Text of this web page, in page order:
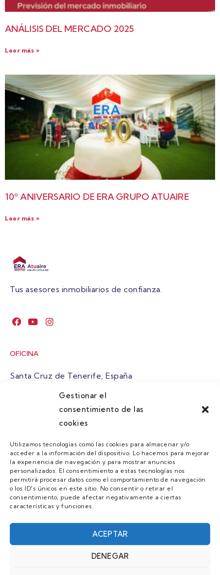
Gestionar el
consentimiento de las
cookies
Utilizamos tecnologías como las cookies para almacenar y/o
acceder a la información del dispositivo. Lo hacemos para mejorar
la experiencia de navegación y para mostrar anuncios
personalizados. El consentimiento a estas tecnologías nos
permitirá procesar datos como el comportamiento de navegación
o los ID's únicos en este sitio. No consentir o retirar el
consentimiento, puede afectar negativamente a ciertas
características y funciones.
ACEPTAR
DENEGAR
ANÁLISIS DEL MERCADO 2025
Leer más »
10º ANIVERSARIO DE ERA GRUPO ATUAIRE
Leer más »
Tus asesores inmobiliarios de confianza.
OFICINA
Santa Cruz de Tenerife, España
atuaire@grupoatuaire.com
+34 638765829
MENU
Quienes Somos
Guias
Contacto
Únete